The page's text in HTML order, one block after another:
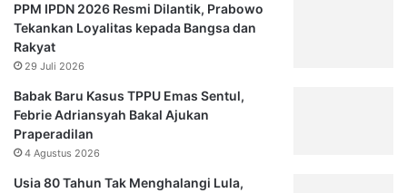
PPM IPDN 2026 Resmi Dilantik, Prabowo
Tekankan Loyalitas kepada Bangsa dan
Rakyat
29 Juli 2026
Babak Baru Kasus TPPU Emas Sentul,
Febrie Adriansyah Bakal Ajukan
Praperadilan
4 Agustus 2026
Usia 80 Tahun Tak Menghalangi Lula,